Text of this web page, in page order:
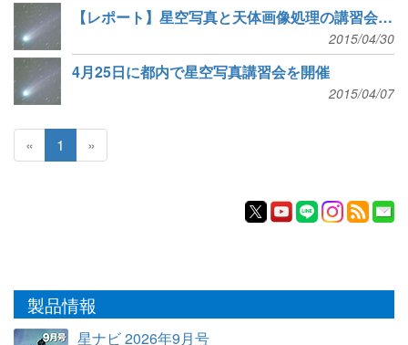
【レポート】星空写真と天体画像処理の講習会を開催
2015/04/30
4月25日に都内で星空写真講習会を開催
2015/04/07
« 1 »
製品情報
星ナビ 2026年9月号